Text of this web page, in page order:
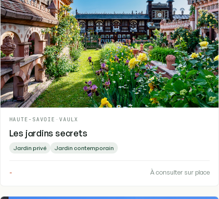
HAUTE-SAVOIE - VAULX
Les jardins secrets
Jardin privé Jardin contemporain
- À consulter sur place